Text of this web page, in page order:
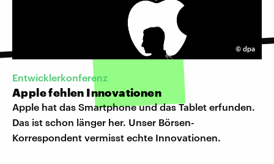
© dpa
Entwicklerkonferenz
Apple fehlen Innovationen
Apple hat das Smartphone und das Tablet erfunden.
Das ist schon länger her. Unser Börsen-
Korrespondent vermisst echte Innovationen.